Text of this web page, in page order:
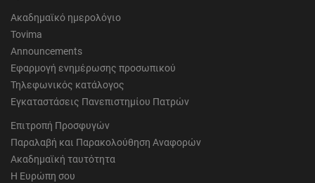
Ακαδημαϊκό ημερολόγιο
Tovima
Announcements
Εφαρμογή ενημέρωσης προσωπικού
Τηλεφωνικός κατάλογος
Εγκαταστάσεις Πανεπιστημίου Πατρών
Επιτροπή Προσφυγών
Παραλαβή και Παρακολούθηση Αναφορών
Ακαδημαϊκή ταυτότητα
Η Ευρώπη σου